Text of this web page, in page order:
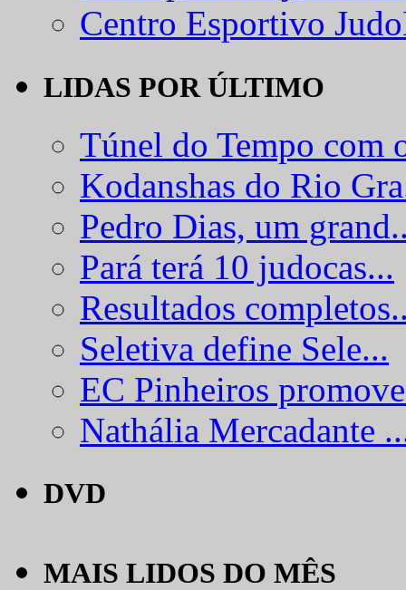
Centro Esportivo
LIDAS POR ÚLTIMO
Túnel do Tempo com
Kodanshas do Rio
Pedro Dias, um
Pará terá 10 judocas...
Resultados
Seletiva define Sele...
EC Pinheiros
Nathália Mercadante
DVD
MAIS LIDOS DO MÊS